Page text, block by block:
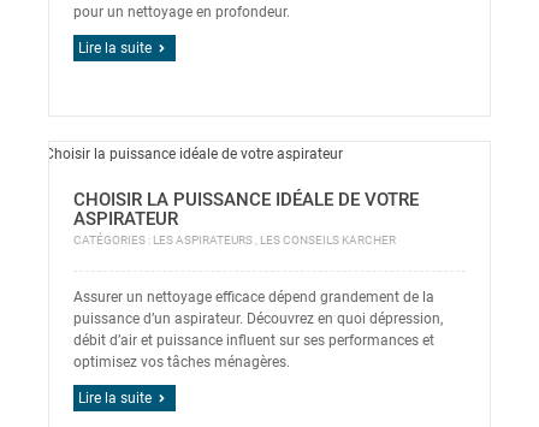
pour un nettoyage en profondeur.
Lire la suite
CHOISIR LA PUISSANCE IDÉALE DE VOTRE
ASPIRATEUR
CATÉGORIES : LES ASPIRATEURS, LES CONSEILS KARCHER
Assurer un nettoyage efficace dépend grandement de la
puissance d’un aspirateur. Découvrez en quoi dépression,
débit d’air et puissance influent sur ses performances et
optimisez vos tâches ménagères.
Lire la suite